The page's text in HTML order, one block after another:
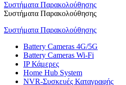
Συστήματα Παρακολούθησης
Συστήματα Παρακολούθησης
Συστήματα Παρακολούθησης
Battery Cameras 4G/5G
Battery Cameras Wi-Fi
IP Κάμερες
Home Hub System
NVR-Συσκευές Καταγραφής